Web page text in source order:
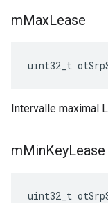
mMaxLease
uint32_t
Intervalle maximal
mMinKeyLease
uint32_t